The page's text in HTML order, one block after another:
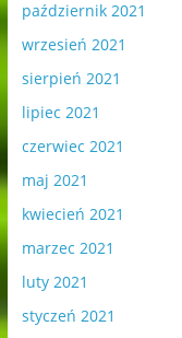
październik 2021
wrzesień 2021
sierpień 2021
lipiec 2021
czerwiec 2021
maj 2021
kwiecień 2021
marzec 2021
luty 2021
styczeń 2021